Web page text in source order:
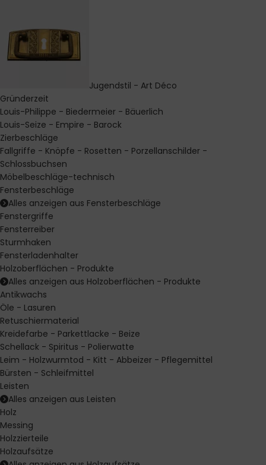
Jugendstil - Art Déco
Gründerzeit
Louis-Philippe - Biedermeier - Bäuerlich
Louis-Seize - Empire - Barock
Zierbeschläge
Fallgriffe - Knöpfe - Rosetten - Porzellanschilder -
Schlossbuchsen
Möbelbeschläge-technisch
Fensterbeschläge
Alles anzeigen aus Fensterbeschläge
Fenstergriffe
Fensterreiber
Sturmhaken
Fensterladenhalter
Holzoberflächen - Produkte
Alles anzeigen aus Holzoberflächen - Produkte
Antikwachs
Öle - Lasuren
Retuschiermaterial
Kreidefarbe - Parkettlacke - Beize
Schellack - Spiritus - Polierwatte
Leim - Holzwurmtod - Kitt - Abbeizer - Pflegemittel
Bürsten - Schleifmittel
Leisten
Alles anzeigen aus Leisten
Holz
Messing
Holzzierteile
Holzaufsätze